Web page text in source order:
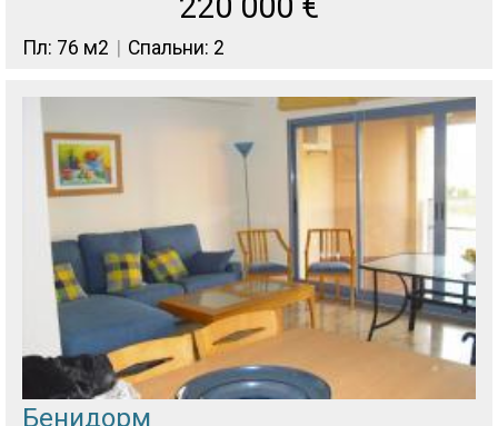
Пл: 76 м2 Спальни: 2
Бенидорм